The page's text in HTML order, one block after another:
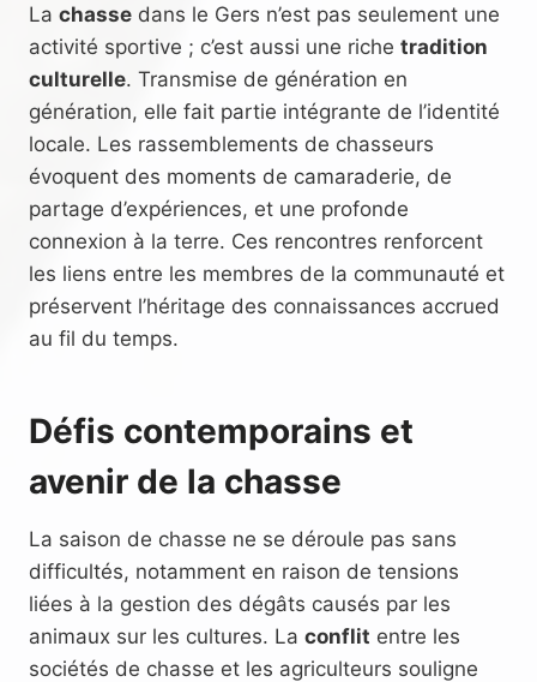
La chasse dans le Gers n’est pas seulement une
activité sportive ; c’est aussi une riche tradition
culturelle. Transmise de génération en
génération, elle fait partie intégrante de l’identité
locale. Les rassemblements de chasseurs
évoquent des moments de camaraderie, de
partage d’expériences, et une profonde
connexion à la terre. Ces rencontres renforcent
les liens entre les membres de la communauté et
préservent l’héritage des connaissances accrued
au fil du temps.
Défis contemporains et
avenir de la chasse
La saison de chasse ne se déroule pas sans
difficultés, notamment en raison de tensions
liées à la gestion des dégâts causés par les
animaux sur les cultures. La conflit entre les
sociétés de chasse et les agriculteurs souligne